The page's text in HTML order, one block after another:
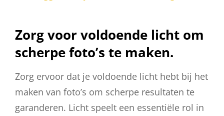
Zorg voor voldoende licht om
scherpe foto’s te maken.
Zorg ervoor dat je voldoende licht hebt bij het
maken van foto’s om scherpe resultaten te
garanderen. Licht speelt een essentiële rol in